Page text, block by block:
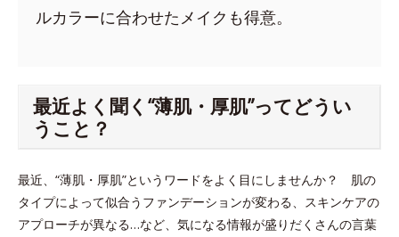
ルカラーに合わせたメイクも得意。
最近よく聞く“薄肌・厚肌”ってどうい
うこと？
最近、“薄肌・厚肌”というワードをよく目にしませんか？ 肌の
タイプによって似合うファンデーションが変わる、スキンケアの
アプローチが異なる…など、気になる情報が盛りだくさんの言葉